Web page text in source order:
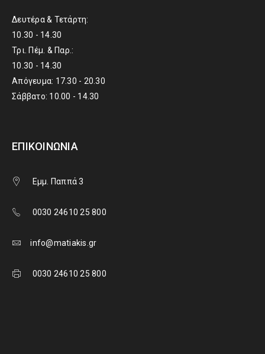
Δευτέρα & Τετάρτη:
10.30 - 14.30
Τρι. Πέμ. & Παρ.:
10.30 - 14.30
Απόγευμα: 17.30 - 20.30
Σάββατο: 10.00 - 14.30
ΕΠΙΚΟΙΝΩΝΊΑ
Εμμ. Παππά 3
0030 24610 25 800
info@matiakis.gr
0030 24610 25 800